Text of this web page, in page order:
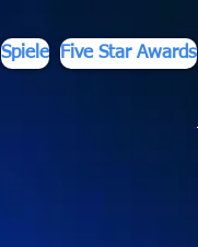
Spiele Five Star Awards